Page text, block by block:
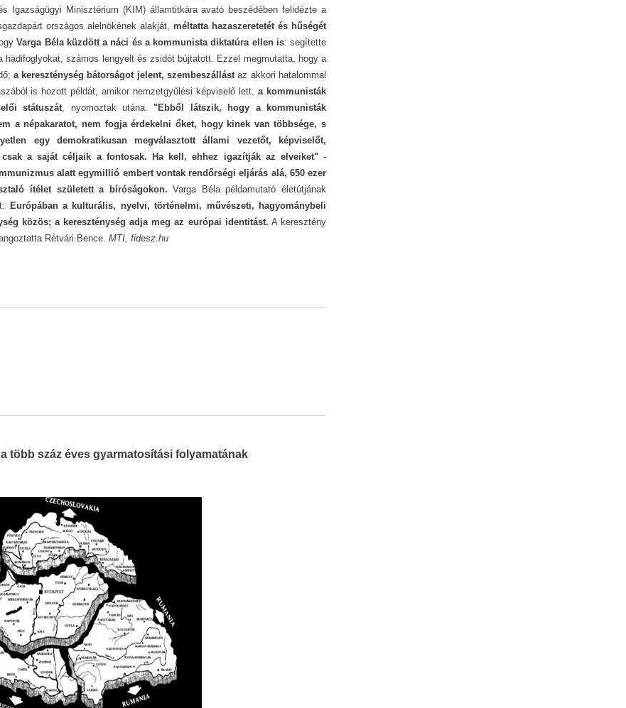
Igazságügyi Minisztérium (KIM) államtitkára avató beszédében felidézte a
országos alelnökének alakját, méltatta hazaszeretetét és hűségét
Varga Béla küzdött a náci és a kommunista diktatúra ellen is: segítette
hadifoglyokat, számos lengyelt és zsidót bújtatott. Ezzel megmutatta, hogy a
a kereszténység bátorságot jelent, szembeszállástaz akkori hatalommal
is hozott példát, amikor nemzetgyűlési képviselő lett,a kommunisták
státuszát, nyomoztak utána. "Ebből látszik, hogy a kommunisták
a népakaratot, nem fogja érdekelni őket, hogy kinek van többsége, s
egy demokratikusan megválasztott állami vezetőt, képviselőt,
a saját céljaik a fontosak. Ha kell, ehhez igazítják az elveiket"-
alatt egymillió embert vontak rendőrségi eljárás alá, 650 ezer
ítélet született a bíróságokon. Varga Béla példamutató életútjának
Európában a kulturális, nyelvi, történelmi, művészeti, hagyománybeli
közös; a kereszténység adja meg az európai identitást. A keresztény
Rétvári Bence. MTI, fidesz.hu
több száz éves gyarmatosítási folyamatának